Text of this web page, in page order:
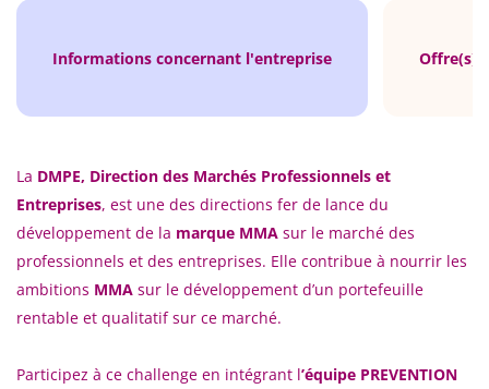
Informations concernant l'entreprise Offre(s)
La DMPE, Direction des Marchés Professionnels et
Entreprises, est une des directions fer de lance du
développement de la marque MMA sur le marché des
professionnels et des entreprises. Elle contribue à nourrir les
ambitions MMA sur le développement d’un portefeuille
rentable et qualitatif sur ce marché.
Participez à ce challenge en intégrant l’équipe PREVENTION